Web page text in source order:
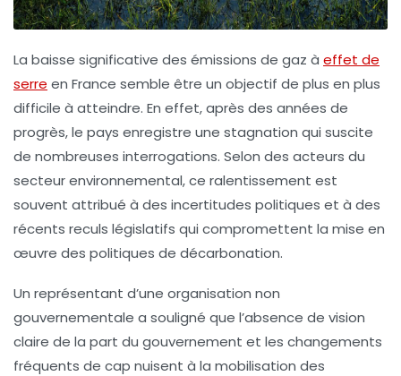
La baisse significative des émissions de gaz à effet de
serre en France semble être un objectif de plus en plus
difficile à atteindre. En effet, après des années de
progrès, le pays enregistre une stagnation qui suscite
de nombreuses interrogations. Selon des acteurs du
secteur environnemental, ce ralentissement est
souvent attribué à des incertitudes politiques et à des
récents reculs législatifs qui compromettent la mise en
œuvre des politiques de décarbonation.
Un représentant d’une organisation non
gouvernementale a souligné que l’absence de vision
claire de la part du gouvernement et les changements
fréquents de cap nuisent à la mobilisation des